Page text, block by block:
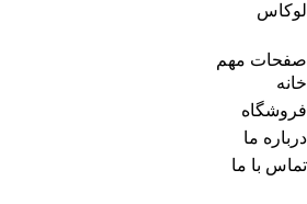
لوکاس
صفحات مهم
خانه
فروشگاه
درباره ما
تماس با ما